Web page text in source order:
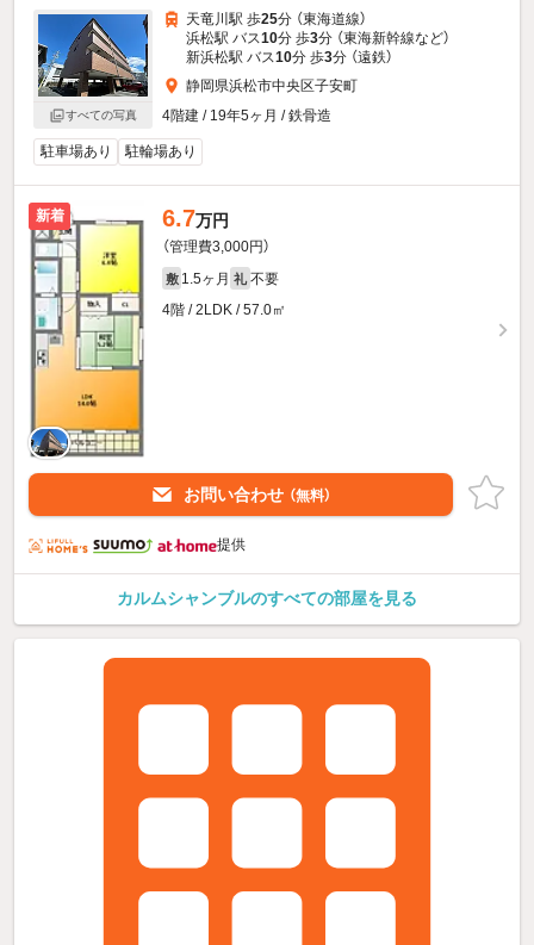
すべての写真
天竜川駅 歩25分 （東海道線）
浜松駅 バス10分 歩3分 （東海新幹線など）
新浜松駅 バス10分 歩3分 （遠鉄）
静岡県浜松市中央区子安町
4階建 / 19年5ヶ月 / 鉄骨造
駐車場あり 駐輪場あり
新着 6.7万円
（管理費3,000円）
敷 1.5ヶ月 礼 不要
4階 / 2LDK / 57.0㎡
お問い合わせ （無料）
提供
カルムシャンブルのすべての部屋を見る